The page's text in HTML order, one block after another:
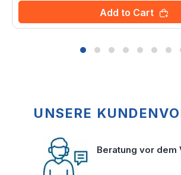
Add to Cart
UNSERE
Beratung vor dem